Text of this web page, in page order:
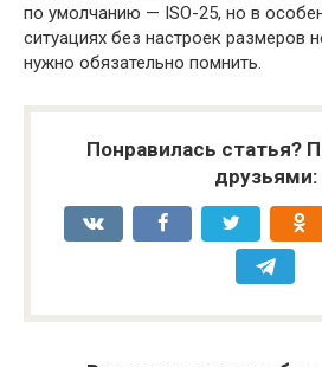
по умолчанию — ISO-25, но в
ситуациях без настроек размеров
нужно обязательно помнить.
Понравилась статья?
друзьями: